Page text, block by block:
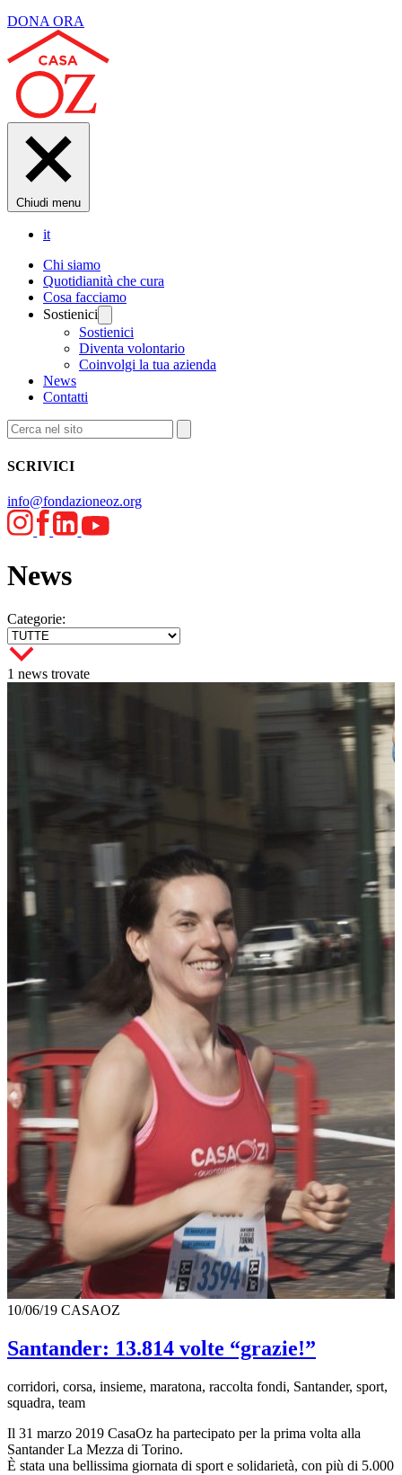
DONA ORA
Chiudi menu
it
Chi siamo
Quotidianità che cura
Cosa facciamo
Sostienici
Sostienici
Diventa volontario
Coinvolgi la tua azienda
News
Contatti
SCRIVICI
info@fondazioneoz.org
News
Categorie:
1 news trovate
10/06/19 CASAOZ
Santander: 13.814 volte “grazie!”
corridori, corsa, insieme, maratona, raccolta fondi, Santander, sport,
squadra, team
Il 31 marzo 2019 CasaOz ha partecipato per la prima volta alla
Santander La Mezza di Torino.
È stata una bellissima giornata di sport e solidarietà, con più di 5.000